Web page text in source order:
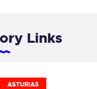
Links
ASTURIAS